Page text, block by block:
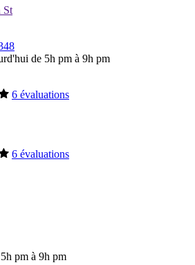
St
de 5h pm à 9h pm
6 évaluations
6 évaluations
pm à 9h pm